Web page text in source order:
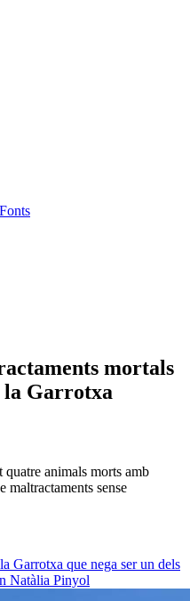
mortals
la Garrotxa
quatre animals morts amb
maltractaments sense
Garrotxa que nega ser un dels
Natàlia Pinyol